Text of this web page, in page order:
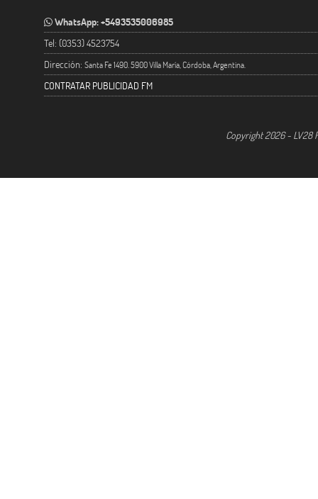
WhatsApp: +5493535006985
Tel: (0353) 4523754
Dirección: Santa Fe 1490. 5900 Villa María, Córdoba, Argentina.
CONTRATAR PUBLICIDAD FM
Copyright 2026 - LV28